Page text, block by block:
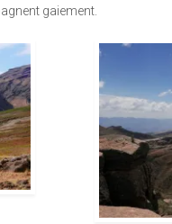
gaiement.